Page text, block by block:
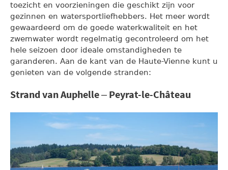
toezicht en voorzieningen die geschikt zijn voor
gezinnen en watersportliefhebbers. Het meer wordt
gewaardeerd om de goede waterkwaliteit en het
zwemwater wordt regelmatig gecontroleerd om het
hele seizoen door ideale omstandigheden te
garanderen. Aan de kant van de Haute-Vienne kunt u
genieten van de volgende stranden:
Strand van Auphelle – Peyrat-le-Château